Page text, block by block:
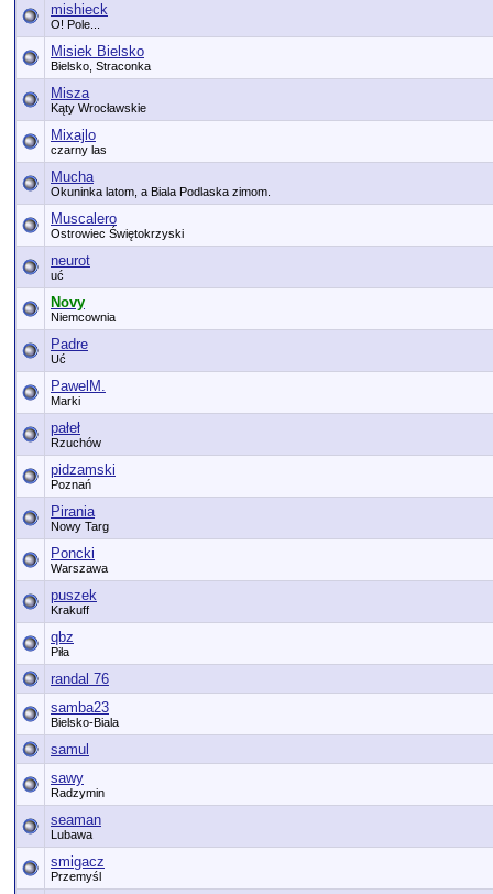
mishieck
O! Pole...
Misiek Bielsko
Bielsko, Straconka
Misza
Kąty Wrocławskie
Mixajlo
czarny las
Mucha
Okuninka latom, a Biala Podlaska zimom.
Muscalero
Ostrowiec Świętokrzyski
neurot
uć
Novy
Niemcownia
Padre
Uć
PawelM.
Marki
pałeł
Rzuchów
pidzamski
Poznań
Pirania
Nowy Targ
Poncki
Warszawa
puszek
Krakuff
qbz
Piła
randal 76
samba23
Bielsko-Biala
samul
sawy
Radzymin
seaman
Lubawa
smigacz
Przemyśl